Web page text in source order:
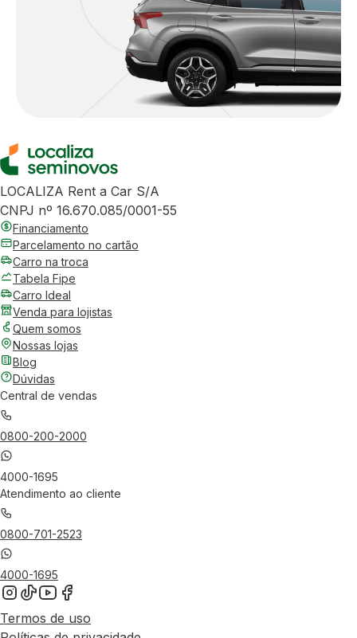
LOCALIZA Rent a Car S/A
CNPJ nº 16.670.085/0001-55
Financiamento
Parcelamento no cartão
Carro na troca
Tabela Fipe
Carro Ideal
Venda para lojistas
Quem somos
Nossas lojas
Blog
Dúvidas
Central de vendas
0800-200-2000
4000-1695
Atendimento ao cliente
0800-701-2523
4000-1695
Termos de uso